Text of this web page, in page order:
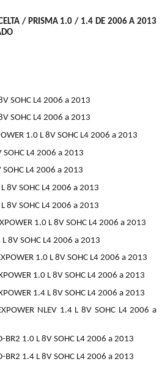
/ PRISMA 1.0 / 1.4 DE 2006 A 2013
8V SOHC L4 2006 a 2013
8V SOHC L4 2006 a 2013
1.0 L 8V SOHC L4 2006 a 2013
SOHC L4 2006 a 2013
SOHC L4 2006 a 2013
L 8V SOHC L4 2006 a 2013
L 8V SOHC L4 2006 a 2013
1.0 L 8V SOHC L4 2006 a 2013
L 8V SOHC L4 2006 a 2013
1.0 L 8V SOHC L4 2006 a 2013
1.0 L 8V SOHC L4 2006 a 2013
1.4 L 8V SOHC L4 2006 a 2013
NLEV 1.4 L 8V SOHC L4 2006 a
BR2 1.0 L 8V SOHC L4 2006 a 2013
BR2 1.4 L 8V SOHC L4 2006 a 2013